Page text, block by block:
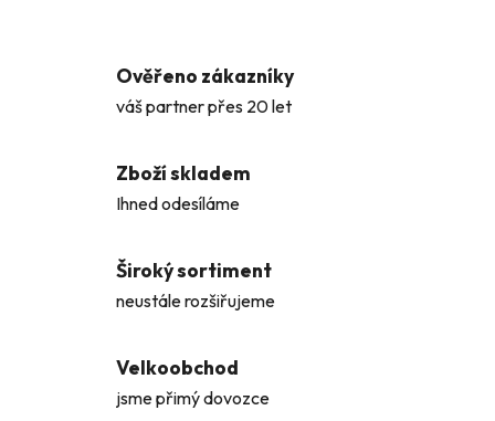
Ověřeno zákazníky
váš partner přes 20 let
Zboží skladem
Ihned odesíláme
Široký sortiment
neustále rozšiřujeme
Velkoobchod
jsme přimý dovozce